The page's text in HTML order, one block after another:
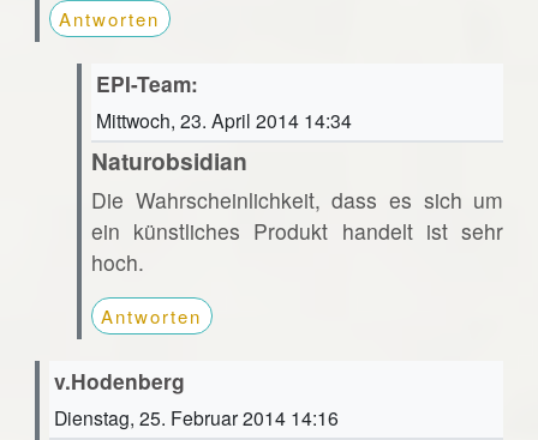
Antworten
EPI-Team:
Mittwoch, 23. April 2014 14:34
Naturobsidian
Die Wahrscheinlichkeit, dass es sich um
ein künstliches Produkt handelt ist sehr
hoch.
Antworten
v.Hodenberg
Dienstag, 25. Februar 2014 14:16